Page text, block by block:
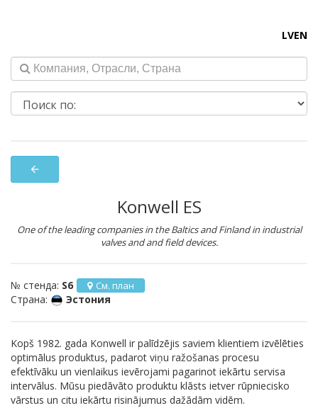
LVEN
arrow_back
Konwell ES
One of the leading companies in the Baltics and Finland in industrial
valves and and field devices.
№ стенда: S6 См. план
Страна: Эстония
Kopš 1982. gada Konwell ir palīdzējis saviem klientiem izvēlēties
optimālus produktus, padarot viņu ražošanas procesu
efektīvāku un vienlaikus ievērojami pagarinot iekārtu servisa
intervālus. Mūsu piedāvāto produktu klāsts ietver rūpniecisko
vārstus un citu iekārtu risinājumus dažādām vidēm.